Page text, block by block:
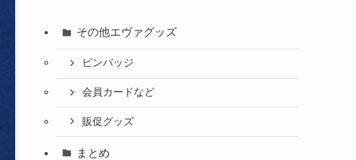
その他エヴァグッズ
ピンバッジ
会員カードなど
販促グッズ
まとめ